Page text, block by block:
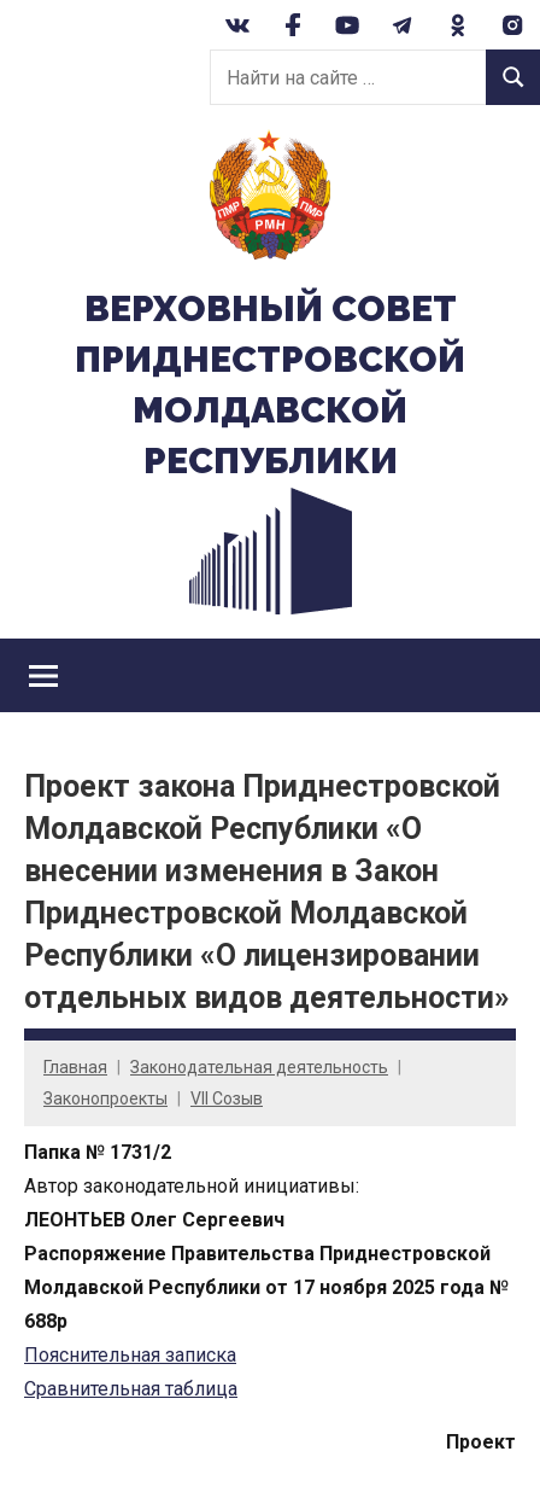
Найти
на
сайте:
ВЕРХОВНЫЙ CОВЕТ
ПРИДНЕСТРОВСКОЙ
МОЛДАВСКОЙ
РЕСПУБЛИКИ
Проект закона Приднестровской
Молдавской Республики «О
внесении изменения в Закон
Приднестровской Молдавской
Республики «О лицензировании
отдельных видов деятельности»
Главная
Законодательная деятельность
Законопроекты
VII Созыв
Папка № 1731/2
Автор законодательной инициативы:
ЛЕОНТЬЕВ Олег Сергеевич
Распоряжение Правительства Приднестровской
Молдавской Республики от 17 ноября 2025 года №
688р
Пояснительная записка
Сравнительная таблица
Проект